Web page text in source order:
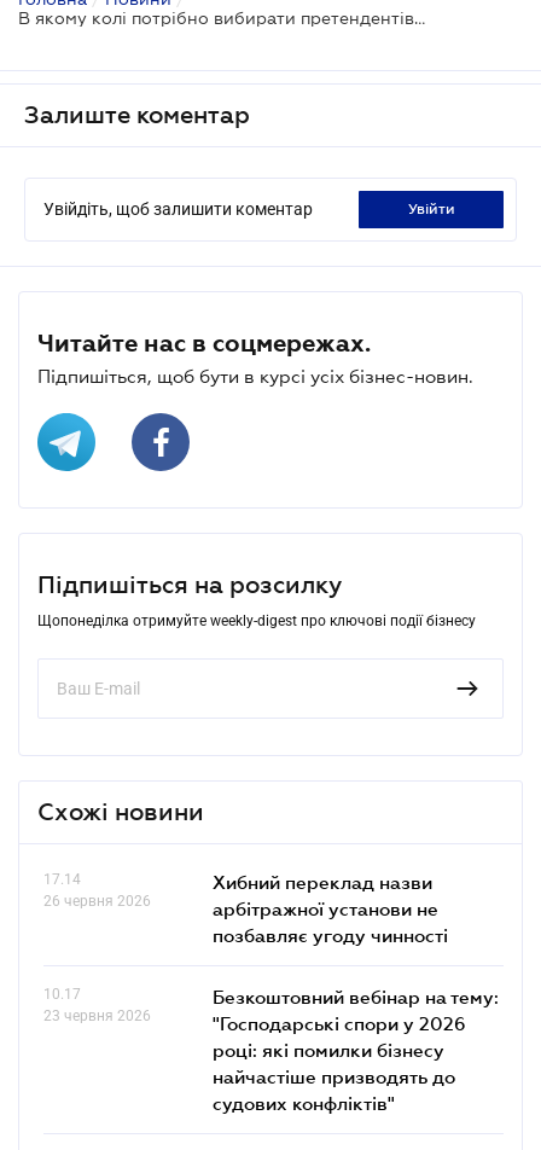
В якому колі потрібно вибирати претендентів на звільнення?
Залиште коментар
Увійдіть, щоб залишити коментар увійти
Читайте нас в соцмережах.
Підпишіться, щоб бути в курсі усіх бізнес-новин.
Підпишіться на розсилку
Щопонеділка отримуйте weekly-digest про ключові події бізнесу
Схожі новини
17.14
26 червня 2026
Хибний переклад назви
арбітражної установи не
позбавляє угоду чинності
10.17
23 червня 2026
Безкоштовний вебінар на тему:
"Господарські спори у 2026
році: які помилки бізнесу
найчастіше призводять до
судових конфліктів"